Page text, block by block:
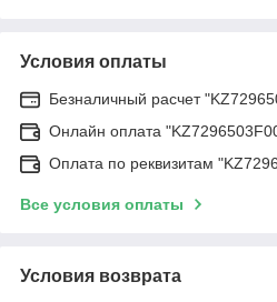
Условия оплаты
Безналичный расчет
Онлайн оплата
Оплата по реквизитам
Все условия оплаты
Условия возврата